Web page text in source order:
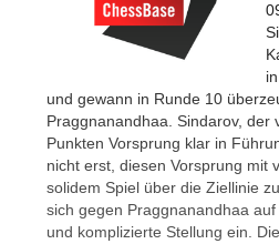
und gewann in Runde 10
Praggnanandhaa. Sindarov, der
Punkten Vorsprung klar in
nicht erst, diesen Vorsprung mit
solidem Spiel über die Ziellinie
sich gegen Praggnanandhaa
und komplizierte Stellung ein.